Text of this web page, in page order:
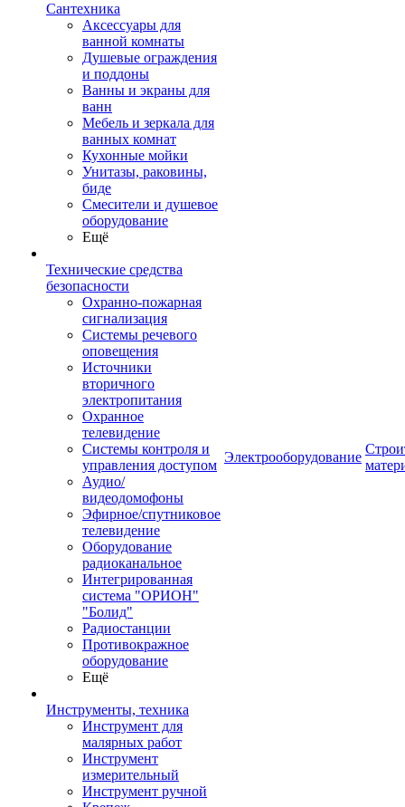
Сантехника
Аксессуары для
ванной комнаты
Душевые ограждения
и поддоны
Ванны и экраны для
ванн
Мебель и зеркала для
ванных комнат
Кухонные мойки
Унитазы, раковины,
биде
Смесители и душевое
оборудование
Ещё
Технические средства
безопасности
Охранно-пожарная
сигнализация
Системы речевого
оповещения
Источники
вторичного
электропитания
Охранное
телевидение
Системы контроля и
управления доступом
Аудио/
видеодомофоны
Эфирное/спутниковое
телевидение
Оборудование
радиоканальное
Интегрированная
система "ОРИОН"
"Болид"
Радиостанции
Противокражное
оборудование
Ещё
Инструменты, техника
Инструмент для
малярных работ
Инструмент
измерительный
Инструмент ручной
Электрооборудование